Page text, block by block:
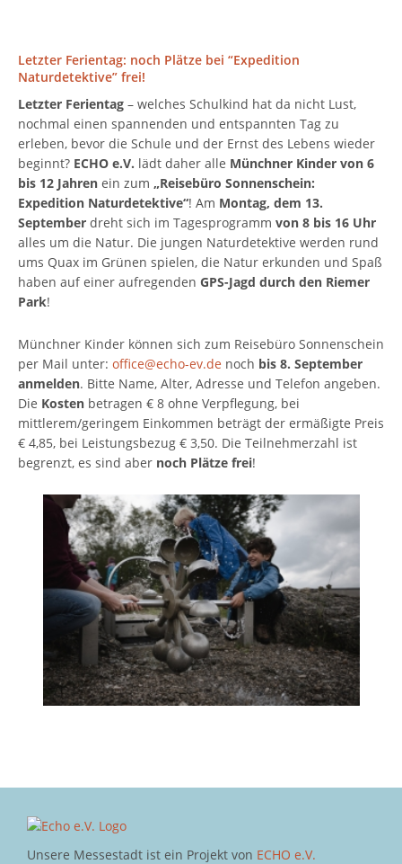
Letzter Ferientag: noch Plätze bei “Expedition
Naturdetektive” frei!
Letzter Ferientag – welches Schulkind hat da nicht Lust,
nochmal einen spannenden und entspannten Tag zu
erleben, bevor die Schule und der Ernst des Lebens wieder
beginnt? ECHO e.V. lädt daher alle Münchner Kinder von 6
bis 12 Jahren ein zum „Reisebüro Sonnenschein:
Expedition Naturdetektive“! Am Montag, dem 13.
September dreht sich im Tagesprogramm von 8 bis 16 Uhr
alles um die Natur. Die jungen Naturdetektive werden rund
ums Quax im Grünen spielen, die Natur erkunden und Spaß
haben auf einer aufregenden GPS-Jagd durch den Riemer
Park!
Münchner Kinder können sich zum Reisebüro Sonnenschein
per Mail unter: office@echo-ev.de noch bis 8. September
anmelden. Bitte Name, Alter, Adresse und Telefon angeben.
Die Kosten betragen € 8 ohne Verpflegung, bei
mittlerem/geringem Einkommen beträgt der ermäßigte Preis
€ 4,85, bei Leistungsbezug € 3,50. Die Teilnehmerzahl ist
begrenzt, es sind aber noch Plätze frei!
Unsere Messestadt ist ein Projekt von ECHO e.V.